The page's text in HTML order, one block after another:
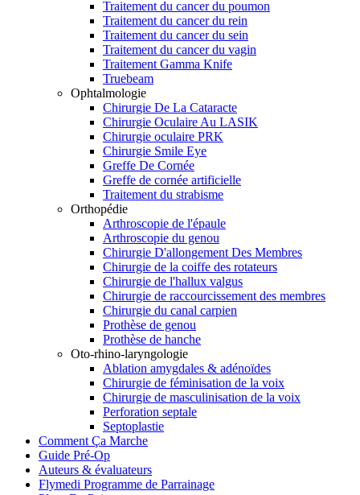
Traitement du cancer du poumon
Traitement du cancer du rein
Traitement du cancer du sein
Traitement du cancer du vagin
Traitement Gamma Knife
Truebeam
Ophtalmologie
Chirurgie De La Cataracte
Chirurgie Oculaire Au LASIK
Chirurgie oculaire PRK
Chirurgie Smile Eye
Greffe De Cornée
Greffe de cornée artificielle
Traitement du strabisme
Orthopédie
Arthroscopie de l'épaule
Arthroscopie du genou
Chirurgie D'allongement Des Membres
Chirurgie de la coiffe des rotateurs
Chirurgie de l'hallux valgus
Chirurgie de raccourcissement des membres
Chirurgie du canal carpien
Prothèse de genou
Prothèse de hanche
Oto-rhino-laryngologie
Ablation amygdales & adénoïdes
Chirurgie de féminisation de la voix
Chirurgie de masculinisation de la voix
Perforation septale
Septoplastie
Comment Ça Marche
Guide Pré-Op
Auteurs & évaluateurs
Flymedi Programme de Parrainage